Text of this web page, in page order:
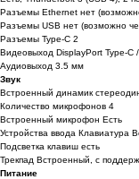
Разъемы Ethernet нет
Разъемы USB нет (возможно
Разъемы Type-C 2
Видеовыход DisplayPort Type-C
Аудиовыход 3.5 мм
Звук
Встроенный динамик
Количество микрофонов 4
Встроенный микрофон Есть
Устройства ввода Клавиатура
Подсветка клавиш есть
Трекпад Встроенный, с
Питание